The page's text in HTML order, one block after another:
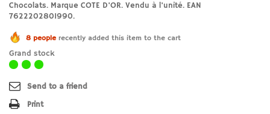
Chocolats. Marque COTE D'OR. Vendu à l'unité. EAN
7622202801990.
8 people recently added this item to the cart
Grand stock
Send to a friend
Print